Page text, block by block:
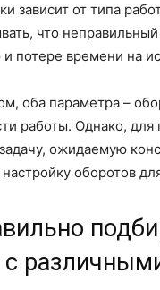
зависит от типа
что
потере времени на
оба параметра –
работы. Однако,
ожидаемую
оборотов
с